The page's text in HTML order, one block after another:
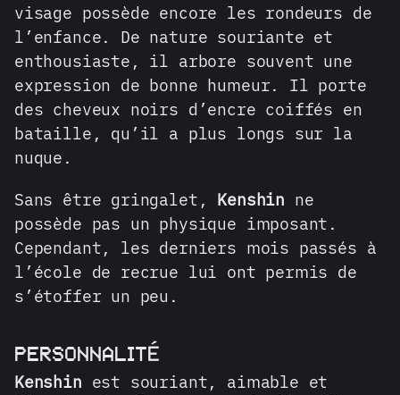
visage possède encore les rondeurs de
l’enfance. De nature souriante et
enthousiaste, il arbore souvent une
expression de bonne humeur. Il porte
des cheveux noirs d’encre coiffés en
bataille, qu’il a plus longs sur la
nuque.
Sans être gringalet, Kenshin ne
possède pas un physique imposant.
Cependant, les derniers mois passés à
l’école de recrue lui ont permis de
s’étoffer un peu.
PERSONNALITÉ
Kenshin est souriant, aimable et